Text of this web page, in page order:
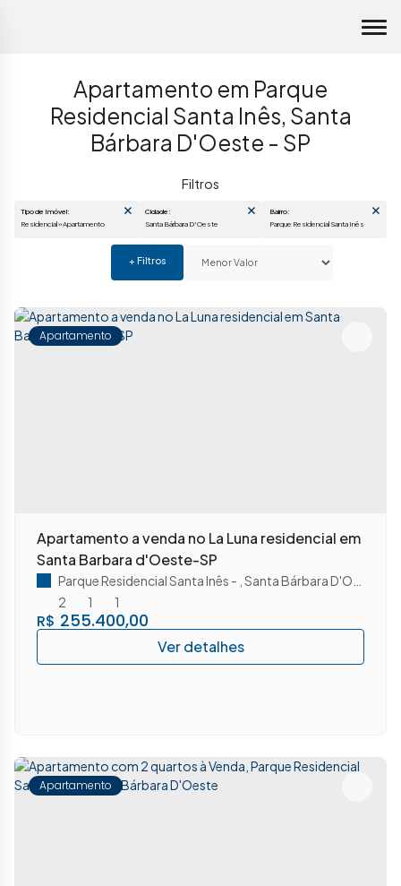
Apartamento em Parque
Residencial Santa Inês, Santa
Bárbara D'Oeste - SP
Residencial » Apartamento Santa Bárbara D'Oeste
Apartamento
Apartamento a venda no La Luna residencial em
Santa Barbara d'Oeste-SP
R$ 255.400,00
Parque Residencial Santa Inês Santa Bárbara D'Oeste
2
1 1
Apartamento